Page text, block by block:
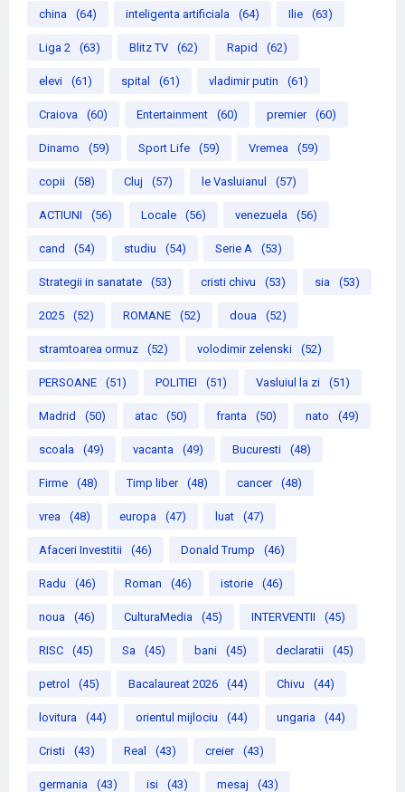
china (64) inteligenta artificiala (64) Ilie (63)
Liga 2 (63) Blitz TV (62) Rapid (62)
elevi (61) spital (61) vladimir putin (61)
Craiova (60) Entertainment (60) premier (60)
Dinamo (59) Sport Life (59) Vremea (59)
copii (58) Cluj (57) le Vasluianul (57)
ACTIUNI (56) Locale (56) venezuela (56)
cand (54) studiu (54) Serie A (53)
Strategii in sanatate (53) cristi chivu (53) sia (53)
2025 (52) ROMANE (52) doua (52)
stramtoarea ormuz (52) volodimir zelenski (52)
PERSOANE (51) POLITIEI (51) Vasluiul la zi (51)
Madrid (50) atac (50) franta (50) nato (49)
scoala (49) vacanta (49) Bucuresti (48)
Firme (48) Timp liber (48) cancer (48)
vrea (48) europa (47) luat (47)
Afaceri Investitii (46) Donald Trump (46)
Radu (46) Roman (46) istorie (46)
noua (46) CulturaMedia (45) INTERVENTII (45)
RISC (45) Sa (45) bani (45) declaratii (45)
petrol (45) Bacalaureat 2026 (44) Chivu (44)
lovitura (44) orientul mijlociu (44) ungaria (44)
Cristi (43) Real (43) creier (43)
germania (43) isi (43) mesaj (43)